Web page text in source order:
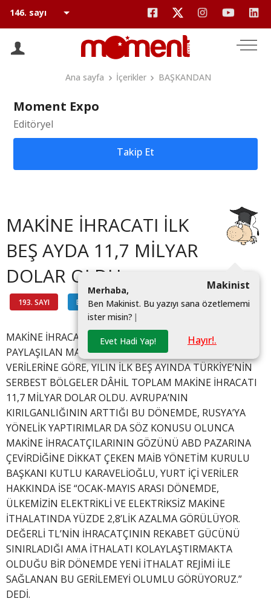
Ana sayfa İçerikler BAŞKANDAN
Moment Expo
Editöryel
Takip Et
MAKİNE İHRACATI İLK
BEŞ AYDA 11,7 MİLYAR
DOLAR OLDU
193. SAYI BAŞKANDAN #
Makinist
Merhaba,
Ben Makinist. Bu yazıyı sana özetlememi
ister misin? |
Evet Hadi Yap! Hayır!.
MAKİNE İHRACATÇILARI BİRLİĞİ (MAİB) TARAFINDAN
PAYLAŞILAN MAKİNE İMALAT SANAYİSİ KONSOLİDE
VERİLERİNE GÖRE, YILIN İLK BEŞ AYINDA TÜRKİYE’NİN
SERBEST BÖLGELER DÂHİL TOPLAM MAKİNE İHRACATI
11,7 MİLYAR DOLAR OLDU. AVRUPA’NIN
KIRILGANLIĞININ ARTTIĞI BU DÖNEMDE, RUSYA’YA
YÖNELİK YAPTIRIMLAR DA SÖZ KONUSU OLUNCA
MAKİNE İHRACATÇILARININ GÖZÜNÜ ABD PAZARINA
ÇEVİRDİĞİNE DİKKAT ÇEKEN MAİB YÖNETİM KURULU
BAŞKANI KUTLU KARAVELİOĞLU, YURT İÇİ VERİLER
HAKKINDA İSE “OCAK-MAYIS ARASI DÖNEMDE,
ÜLKEMİZİN ELEKTRİKLİ VE ELEKTRİKSİZ MAKİNE
İTHALATINDA YÜZDE 2,8’LİK AZALMA GÖRÜLÜYOR.
DEĞERLİ TL’NİN İHRACATÇININ REKABET GÜCÜNÜ
SINIRLADIĞI AMA İTHALATI KOLAYLAŞTIRMAKTA
OLDUĞU BİR DÖNEMDE YENİ İTHALAT REJİMİ İLE
SAĞLANAN BU GERİLEMEYİ OLUMLU GÖRÜYORUZ.”
DEDİ.